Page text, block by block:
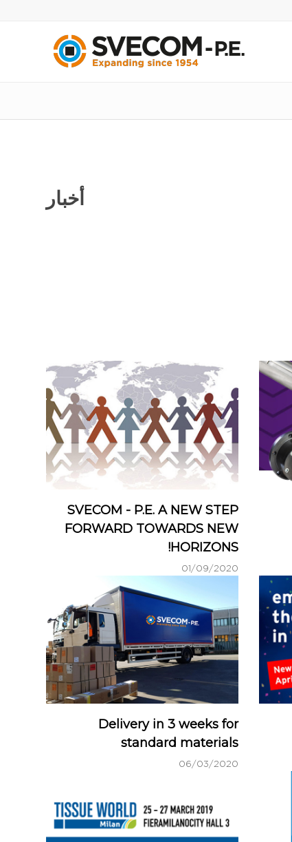
أخبار
SVECOM - P.E. A NEW STEP
FORWARD TOWARDS NEW
HORIZONS!
01/09/2020
Delivery in 3 weeks for
standard materials
06/03/2020